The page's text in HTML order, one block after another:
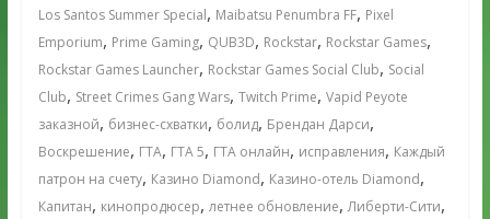
Los Santos Summer Special, Maibatsu Penumbra FF, Pixel
Emporium, Prime Gaming, QUB3D, Rockstar, Rockstar Games,
Rockstar Games Launcher, Rockstar Games Social Club, Social
Club, Street Crimes Gang Wars, Twitch Prime, Vapid Peyote
заказной, бизнес-схватки, болид, Брендан Дарси,
Воскрешение, ГТА, ГТА 5, ГТА онлайн, исправления, Каждый
патрон на счету, Казино Diamond, Казино-отель Diamond,
Капитан, кинопродюсер, летнее обновление,Либерти-Сити,